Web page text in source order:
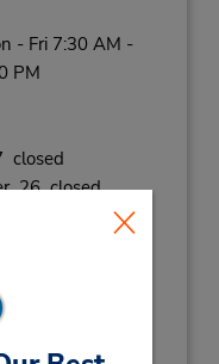
- Fri 7:30 AM -
PM
26 closed
24 08:00AM
closed
31 08:00AM